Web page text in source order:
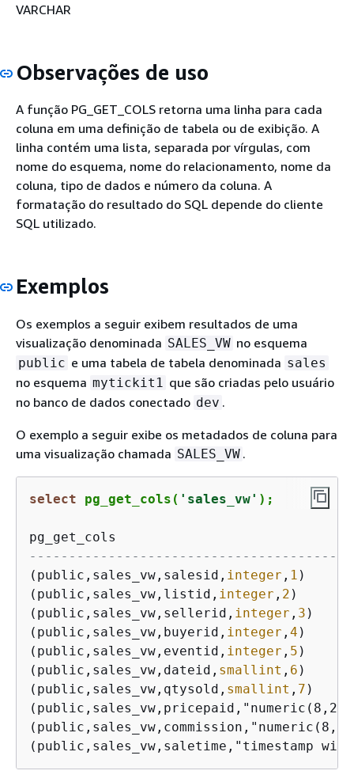
VARCHAR
Observações de uso
A função PG_GET_COLS retorna uma linha para cada
coluna em uma definição de tabela ou de exibição. A
linha contém uma lista, separada por vírgulas, com
nome do esquema, nome do relacionamento, nome da
coluna, tipo de dados e número da coluna. A
formatação do resultado do SQL depende do cliente
SQL utilizado.
Exemplos
Os exemplos a seguir exibem resultados de uma
visualização denominada SALES_VW no esquema
public e uma tabela de tabela denominada sales
no esquema mytickit1 que são criadas pelo usuário
no banco de dados conectado dev .
O exemplo a seguir exibe os metadados de coluna para
uma visualização chamada SALES_VW .
select pg_get_cols( 'sales_vw' );
(public,sales_vw,salesid, integer , 1
(public,sales_vw,listid, integer , 2
(public,sales_vw,sellerid, integer , 3
(public,sales_vw,buyerid, integer , 4
(public,sales_vw,eventid, integer , 5
(public,sales_vw,dateid, smallint , 6
(public,sales_vw,qtysold, smallint , 7
(public,sales_vw,saletime,"timestamp